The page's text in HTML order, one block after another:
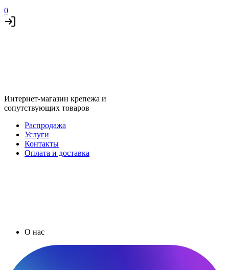
0
Интернет-магазин крепежа и
сопутствующих товаров
Распродажа
Услуги
Контакты
Оплата и доставка
О нас